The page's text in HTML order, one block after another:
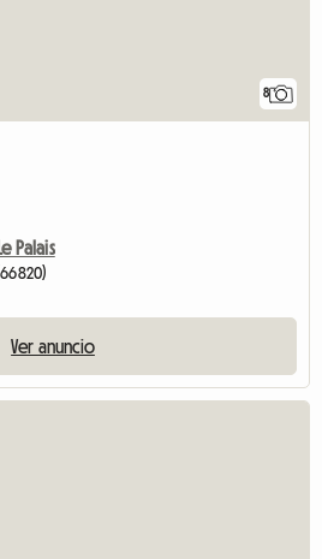
8
Palais
Ver anuncio